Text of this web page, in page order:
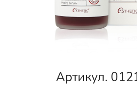
Артикул.